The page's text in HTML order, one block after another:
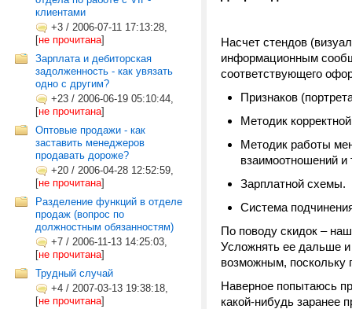
клиентами
+3 / 2006-07-11 17:13:28,
[не прочитана]
Зарплата и дебиторская
задолженность - как увязать
одно с другим?
+23 / 2006-06-19 05:10:44,
[не прочитана]
Оптовые продажи - как
заставить менеджеров
продавать дороже?
+20 / 2006-04-28 12:52:59,
[не прочитана]
Разделение функций в отделе
продаж (вопрос по
должностным обязанностям)
+7 / 2006-11-13 14:25:03,
[не прочитана]
Трудный случай
+4 / 2007-03-13 19:38:18,
[не прочитана]
Насчет стендов
информационным
соответствующего
Признаков
Методик
Методик работы
взаимоотношений и
Зарплатной схемы.
Система
По поводу скидок –
Усложнять ее дальше и
возможным, поскольку
Наверное попытаюсь
какой-нибудь заранее